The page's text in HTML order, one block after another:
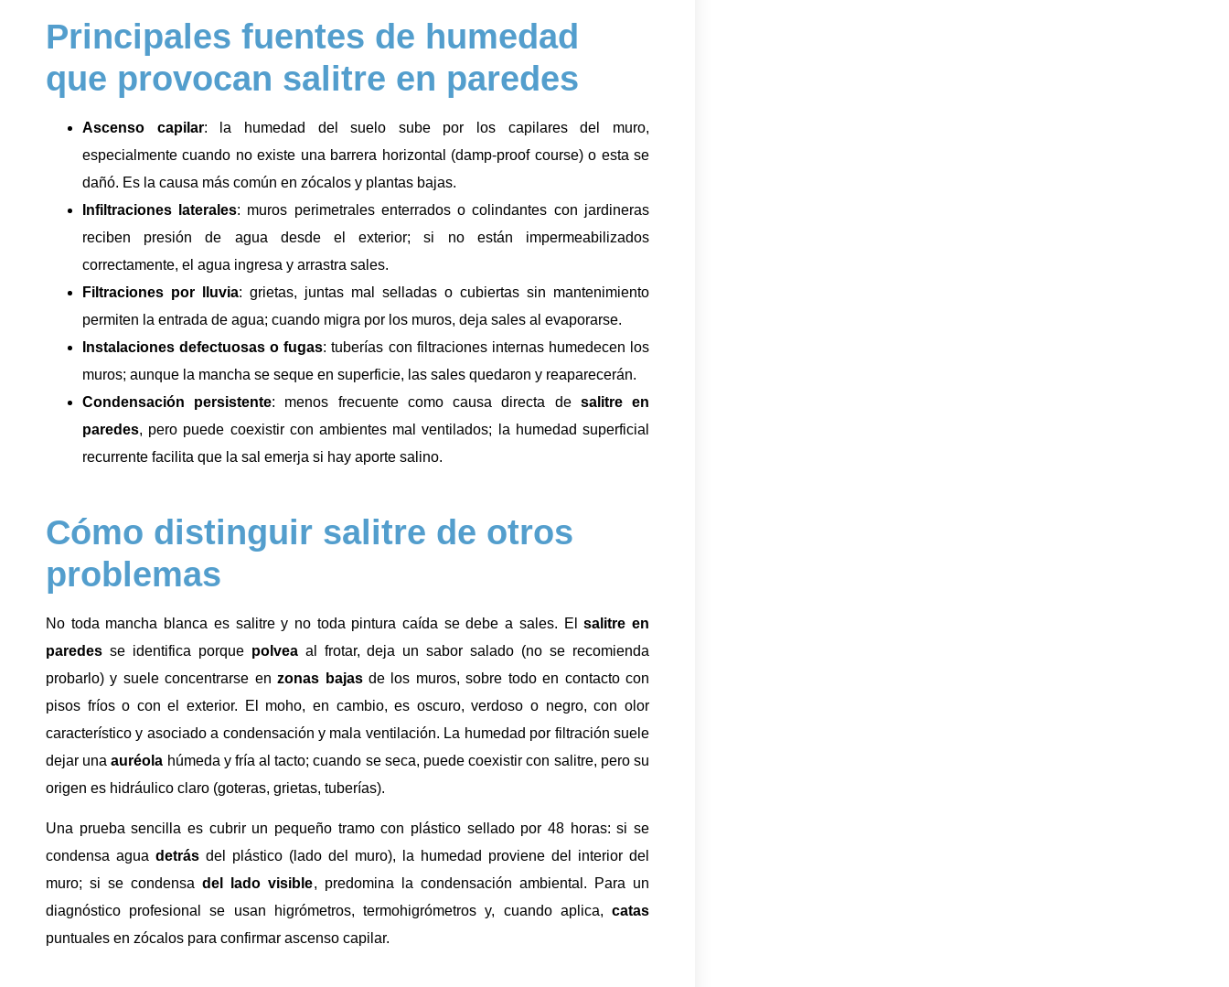
Principales fuentes de humedad
que provocan salitre en paredes
Ascenso capilar: la humedad del suelo sube por los capilares del muro,
especialmente cuando no existe una barrera horizontal (damp-proof course) o esta se
dañó. Es la causa más común en zócalos y plantas bajas.
Infiltraciones laterales: muros perimetrales enterrados o colindantes con jardineras
reciben presión de agua desde el exterior; si no están impermeabilizados
correctamente, el agua ingresa y arrastra sales.
Filtraciones por lluvia: grietas, juntas mal selladas o cubiertas sin mantenimiento
permiten la entrada de agua; cuando migra por los muros, deja sales al evaporarse.
Instalaciones defectuosas o fugas: tuberías con filtraciones internas humedecen los
muros; aunque la mancha se seque en superficie, las sales quedaron y reaparecerán.
Condensación persistente: menos frecuente como causa directa de salitre en
paredes, pero puede coexistir con ambientes mal ventilados; la humedad superficial
recurrente facilita que la sal emerja si hay aporte salino.
Cómo distinguir salitre de otros
problemas
No toda mancha blanca es salitre y no toda pintura caída se debe a sales. Elsalitre en
paredes se identifica porque polveaal frotar, deja un sabor salado (no se recomienda
probarlo) y suele concentrarse enzonas bajasde los muros, sobre todo en contacto con
pisos fríos o con el exterior. El moho, en cambio, es oscuro, verdoso o negro, con olor
característico y asociado a condensación y mala ventilación. La humedad por filtración suele
dejar unaauréola húmeda y fría al tacto; cuando se seca, puede coexistir con salitre, pero su
origen es hidráulico claro (goteras, grietas, tuberías).
Una prueba sencilla es cubrir un pequeño tramo con plástico sellado por 48 horas: si se
condensa agua detrás del plástico (lado del muro), la humedad proviene del interior del
muro; si se condensadel lado visible, predomina la condensación ambiental. Para un
diagnóstico profesional se usan higrómetros, termohigrómetros y, cuando aplica, catas
puntuales en zócalos para confirmar ascenso capilar.